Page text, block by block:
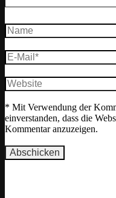
* Mit Verwendung der
einverstanden, dass die
Kommentar anzuzeigen.